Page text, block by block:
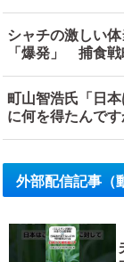
シャチの激しい
「爆発」 捕食
町山智浩氏「日
に何を得たんです
外部配信記事（